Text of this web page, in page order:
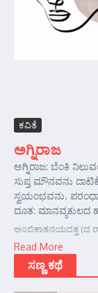
ಕವಿತೆ
ಅಗ್ನಿರಾಜ
ಅಗ್ನಿರಾಜ: ಬೆಂಕಿ
ಸುಪ್ತ ಮೌನವನು
ಸ್ವಯಂಭವನು.
ದೂತ: ಮಾನವ್ಯಕುಲದ
ಅಂಬಿಕಾತನಯದತ್ತ (ದ
Read More
ಸಣ್ಣ ಕಥೆ